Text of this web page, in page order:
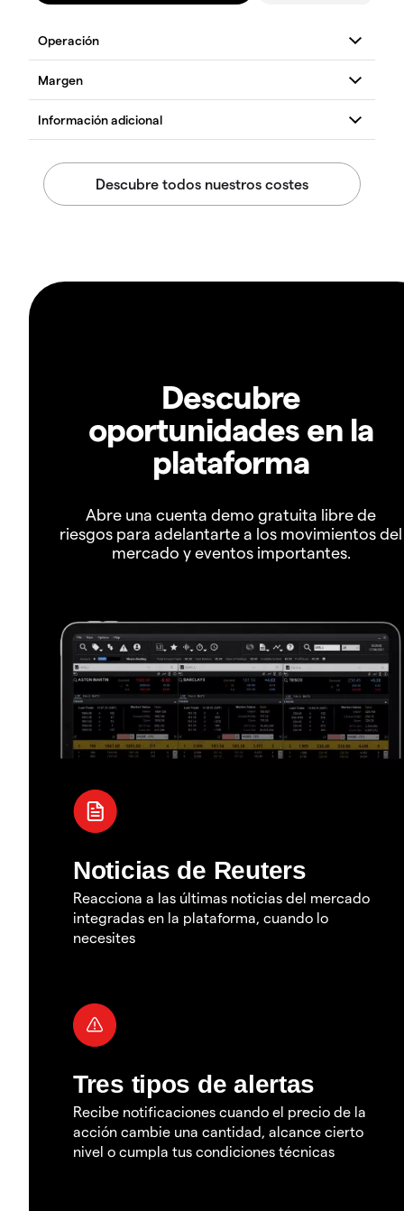
Descubre
oportunidades en la
plataforma
Abre una cuenta demo gratuita libre de
riesgos para adelantarte a los movimientos del
mercado y eventos importantes.
Noticias de Reuters
Reacciona a las últimas noticias del mercado
integradas en la plataforma, cuando lo
necesites
Tres tipos de alertas
Recibe notificaciones cuando el precio de la
acción cambie una cantidad, alcance cierto
nivel o cumpla tus condiciones técnicas